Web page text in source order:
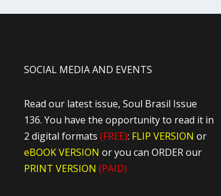
SOCIAL MEDIA AND EVENTS
Read our latest issue, Soul Brasil Issue
136. You have the opportunity to read it in
2 digital formats (FREE): FLIP VERSION or
eBOOK VERSION or you can ORDER our
PRINT VERSION (PAID)